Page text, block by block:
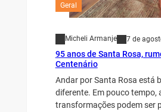
Geral
Micheli Armanje 7 de
95 anos de Santa Rosa,
Centenário
Andar por Santa Rosa está
diferente. Em pouco tempo,
transformações podem ser